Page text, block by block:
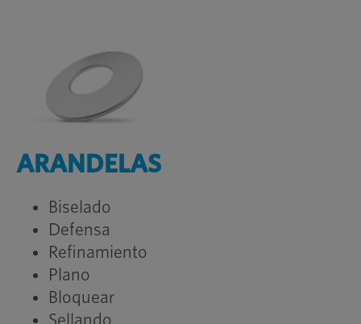
ARANDELAS
Biselado
Defensa
Refinamiento
Plano
Bloquear
Sellando